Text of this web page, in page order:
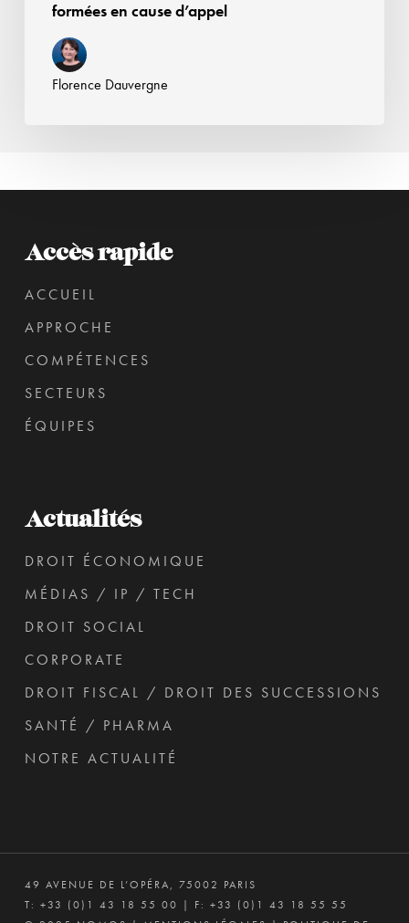
formées en cause d’appel
Florence Dauvergne
Accès rapide
ACCUEIL
APPROCHE
COMPÉTENCES
SECTEURS
ÉQUIPES
Actualités
DROIT ÉCONOMIQUE
MÉDIAS / IP / TECH
DROIT SOCIAL
CORPORATE
DROIT FISCAL / DROIT DES SUCCESSIONS
SANTÉ / PHARMA
NOTRE ACTUALITÉ
49 AVENUE DE L’OPÉRA, 75002 PARIS
T: +33 (0)1 43 18 55 00 | F: +33 (0)1 43 18 55 55